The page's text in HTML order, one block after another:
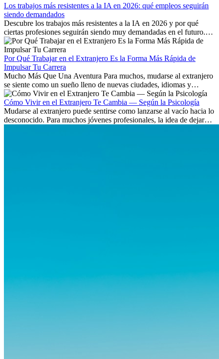
Los trabajos más resistentes a la IA en 2026: qué empleos seguirán
siendo demandados
Descubre los trabajos más resistentes a la IA en 2026 y por qué
ciertas profesiones seguirán siendo muy demandadas en el futuro.
Aprende qué habilidades serán clave y qué oportunidades laborales
existen a nivel internacional.
Por Qué Trabajar en el Extranjero Es la Forma Más Rápida de
Impulsar Tu Carrera
Mucho Más Que Una Aventura Para muchos, mudarse al extranjero
se siente como un sueño lleno de nuevas ciudades, idiomas y
culturas. Pero más allá de la...
Cómo Vivir en el Extranjero Te Cambia — Según la Psicología
Mudarse al extranjero puede sentirse como lanzarse al vacío hacia lo
desconocido. Para muchos jóvenes profesionales, la idea de dejar